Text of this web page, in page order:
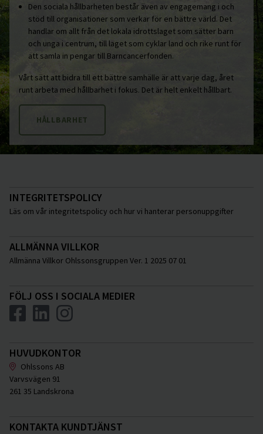
Den sociala hållbarheten består även av engagemang i och
stöd till organisationer som verkar för en bättre värld. Det
handlar om allt från det lokala idrottslaget som sätter barn
och unga i centrum, till laget som cyklar land och rike runt för
att samla in pengar till Barncancerfonden.
Vårt sätt att bidra till ett bättre samhälle är att varje dag, året
runt arbeta med hållbarhet i fokus. Det är helt enkelt hållbart.
HÅLLBARHET
INTEGRITETSPOLICY
Läs om vår integritetspolicy och hur vi hanterar personuppgifter
ALLMÄNNA VILLKOR
Allmänna Villkor Ohlssonsgruppen Ver. 1 2025 07 01
FÖLJ OSS I SOCIALA MEDIER
HUVUDKONTOR
Ohlssons AB
Varvsvägen 91
261 35 Landskrona
KONTAKTA KUNDTJÄNST